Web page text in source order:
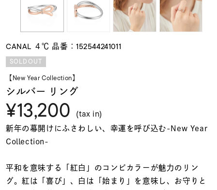
石の色
ファッションテイス
ト
着用シーン
CANAL ４℃ 品番：152544241011
SOLDOUT
【New Year Collection】
シルバー リング
¥13,200 (tax in)
新年の幕開けにふさわしい、幸運を呼び込む-New Year
Collection-
平和を意味する「紅白」のコンビカラーが魅力のリン
グ。紅は「喜び」、白は「始まり」を意味し、お守りと